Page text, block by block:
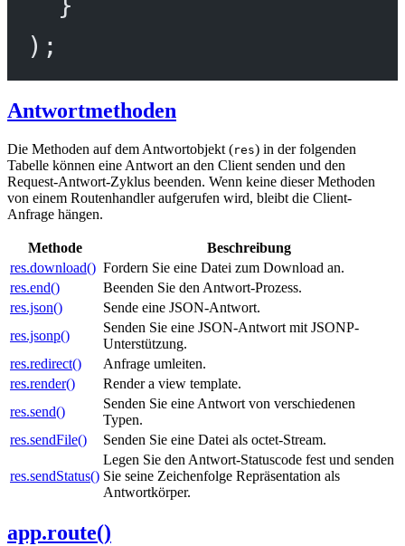
);
Antwortmethoden
Die Methoden auf dem Antwortobjekt (res) in der folgenden
Tabelle können eine Antwort an den Client senden und den
Request-Antwort-Zyklus beenden. Wenn keine dieser Methoden
von einem Routenhandler aufgerufen wird, bleibt die Client-
Anfrage hängen.
Methode
Beschreibung
res.download() Fordern Sie eine Datei zum Download an.
res.end()
Beenden Sie den Antwort-Prozess.
res.json()
Sende eine JSON-Antwort.
res.jsonp()
Senden Sie eine JSON-Antwort mit JSONP-
Unterstützung.
res.redirect()
Anfrage umleiten.
res.render()
Render a view template.
res.send()
Senden Sie eine Antwort von verschiedenen
Typen.
res.sendFile()
Senden Sie eine Datei als octet-Stream.
res.sendStatus()
Legen Sie den Antwort-Statuscode fest und senden
Sie seine Zeichenfolge Repräsentation als
Antwortkörper.
app.route()